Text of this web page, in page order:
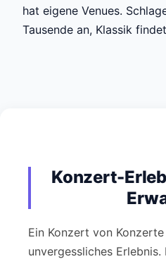
hat eigene Venues.
Tausende an, Klassik
Konzert-
Ein Konzert von
unvergessliches